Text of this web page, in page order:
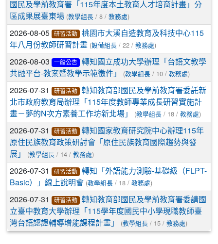
國民及學前教育署「115年度本土教育人才培育計畫」分
區成果展臺東場 (教學組長 / 8 / 教務處)
2026-08-05 研習活動
桃園市大溪自造教育及科技中心115
年八月份教師研習計畫 (設備組長 / 22 / 教務處)
2026-08-03 一般公告
轉知國立成功大學辦理「台語文教學
共融平台-教案暨教學示範徵件」
(教學組長 / 10 / 教務處)
2026-07-31 研習活動
轉知教育部國民及學前教育署委託新
北市政府教育局辦理「115年度教師專業成長研習實施計
畫－夢的N次方素養工作坊新北場」
(教學組長 / 18 / 教務處)
2026-07-31 研習活動
轉知國家教育研究院中心辦理115年
原住民族教育政策研討會「原住民族教育國際趨勢與發
展」
(教學組長 / 14 / 教務處)
2026-07-31 研習活動
轉知「外語能力測驗-基礎級（FLPT-
Basic）」線上說明會 (教學組長 / 18 / 教務處)
2026-07-31 研習活動
轉知教育部國民及學前教育署委請國
立臺中教育大學辦理「115學年度國民中小學現職教師臺
灣台語認證輔導增能課程計畫」
(教學組長 / 15 / 教務處)